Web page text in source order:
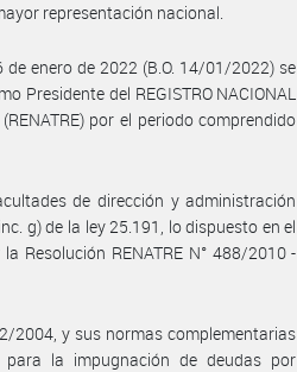
representación nacional.
de enero de 2022 (B.O. 14/01/2022) se
Presidente del REGISTRO NACIONAL
(RENATRE) por el periodo comprendido
de dirección y administración
g) de la ley 25.191, lo dispuesto en el
Resolución RENATRE N° 488/2010 -
2004, y sus normas complementarias
la impugnación de deudas por